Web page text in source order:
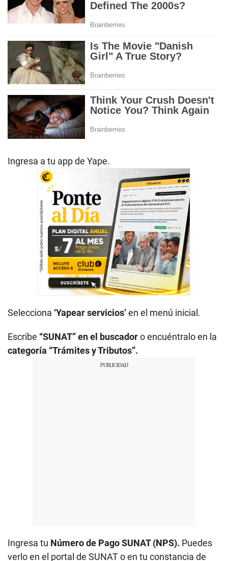
Ingresa a tu app de Yape.
Selecciona ‘Yapear servicios’en el menú inicial.
Escribe “SUNAT” en el buscadoro encuéntralo en la
categoría “Trámites y Tributos”.
Ingresa tu Número de Pago SUNAT (NPS). Puedes
verlo en el portal de SUNAT o en tu constancia de